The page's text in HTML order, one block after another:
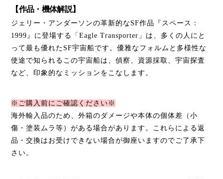
【作品・機体解説】
ジェリー・アンダーソンの革新的なSF作品『スペース：
1999』に登場する「Eagle Transporter」は、多くの人にと
って最も優れたSF宇宙船です。優雅なフォルムと多様性な
使途で知られるこの宇宙船は、偵察、資源採取、宇宙探査
など、印象的なミッションをこなします。
※ご購入前にご確認ください※
海外輸入品のため、外箱のダメージや本体の個体差（小
傷・塗装ムラ等）がある場合があります。これらによる返
品・交換はお受けできない場合が御座いますのでご了承下
さい。